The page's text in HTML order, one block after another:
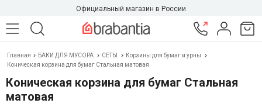
Официальный магазин в России
Главная БАКИ ДЛЯ МУСОРА СЕТЫ
Корзины для бумаг и урны
Коническая корзина для бумаг Стальная матовая
Коническая корзина для бумаг Стальная
матовая